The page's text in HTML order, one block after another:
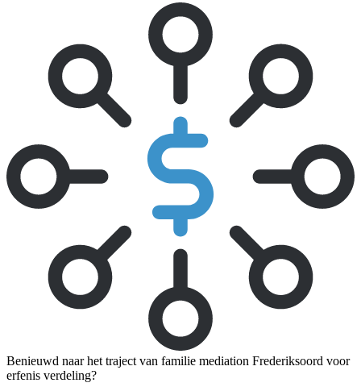
Benieuwd naar het traject van familie mediation Frederiksoord voor
erfenis verdeling?